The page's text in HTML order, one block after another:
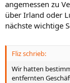
angemessen zu
über Irland oder
nächste wichtige
Fliz schrieb:
Wir hatten
entfernten